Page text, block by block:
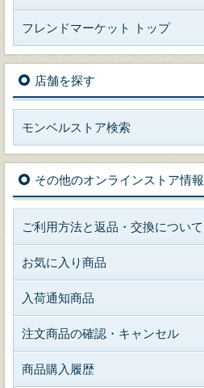
フレンドマーケット トップ
店舗を探す
モンベルストア検索
その他のオンラインストア情報
ご利用方法と返品・交換について
お気に入り商品
入荷通知商品
注文商品の確認・キャンセル
商品購入履歴